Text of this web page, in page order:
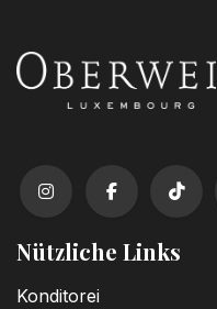
Nützliche Links
Konditorei